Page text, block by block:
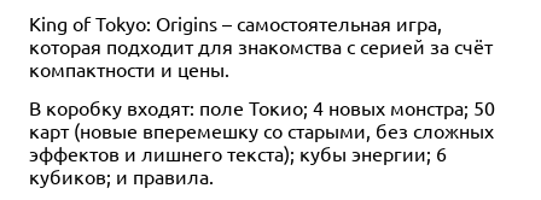
King of Tokyo: Origins – самостоятельная игра,
которая подходит для знакомства с серией за счёт
компактности и цены.
В коробку входят: поле Токио; 4 новых монстра; 50
карт (новые вперемешку со старыми, без сложных
эффектов и лишнего текста); кубы энергии; 6
кубиков; и правила.